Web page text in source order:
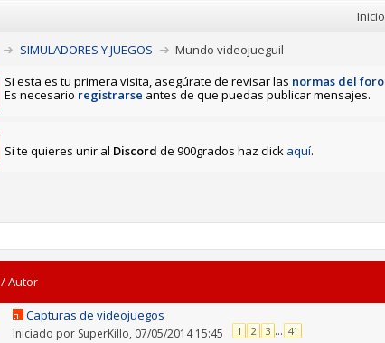
Inicio
SIMULADORES Y JUEGOS
Mundo videojueguil
Si esta es tu primera visita, asegúrate de revisar las normas del foro
Es necesario registrarse antes de que puedas publicar mensajes.
Si te quieres unir al Discord de 900grados haz click aquí.
/Autor
Capturas de videojuegos
Iniciado por SuperKillo, 07/05/2014 15:45 1 2 3 ... 41